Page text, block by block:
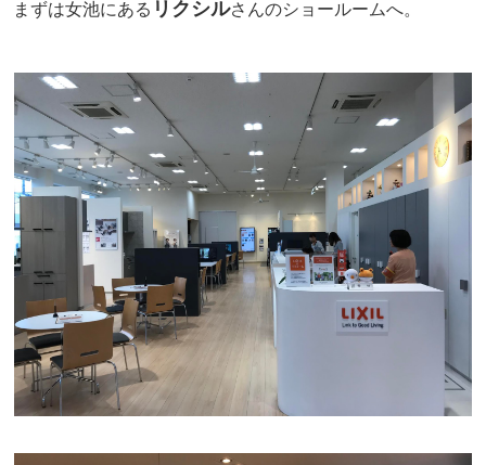
まずは女池にある リクシルさんのショールームへ。